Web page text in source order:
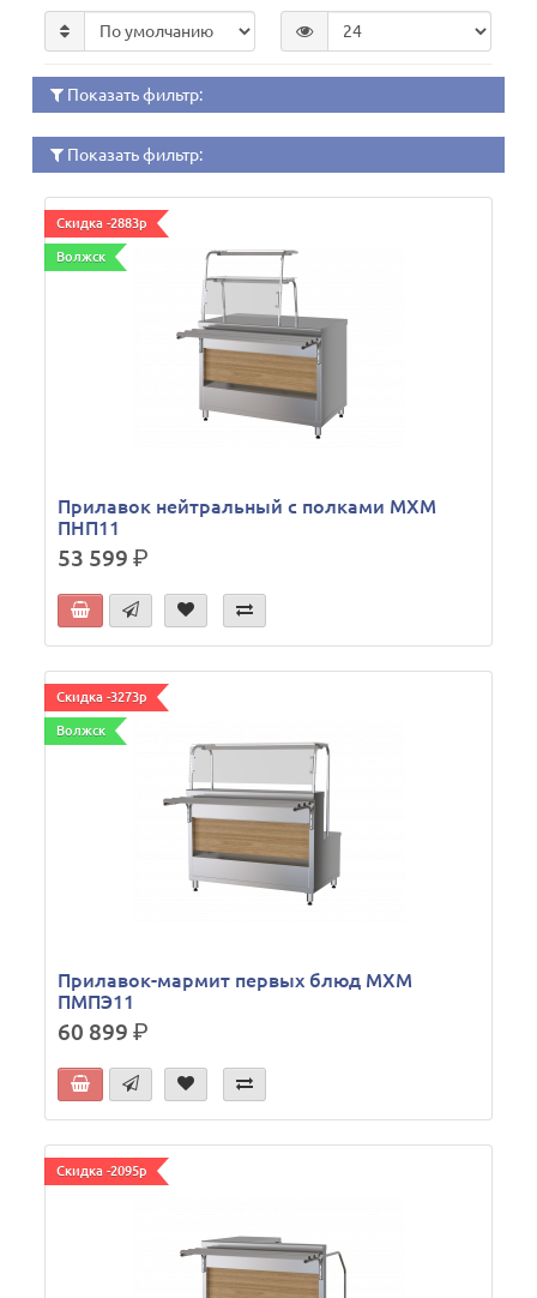
Показать фильтр:
Показать фильтр:
Скидка -2883р
Волжск
Прилавок нейтральный с полками МХМ
ПНП11
53 599р.
Скидка -3273р
Волжск
Прилавок-мармит первых блюд МХМ
ПМПЭ11
60 899р.
Скидка -2095р